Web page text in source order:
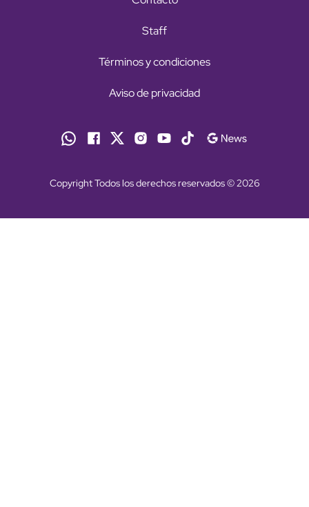
Staff
Términos y condiciones
Aviso de privacidad
Copyright Todos los derechos reservados © 2026